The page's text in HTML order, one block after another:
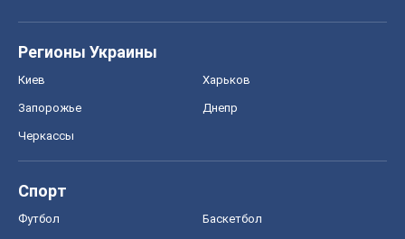
Регионы Украины
Киев Харьков
Запорожье Днепр
Черкассы
Спорт
Футбол Баскетбол